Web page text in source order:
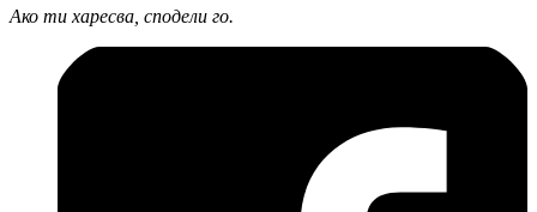
Ако ти харесва, сподели го.